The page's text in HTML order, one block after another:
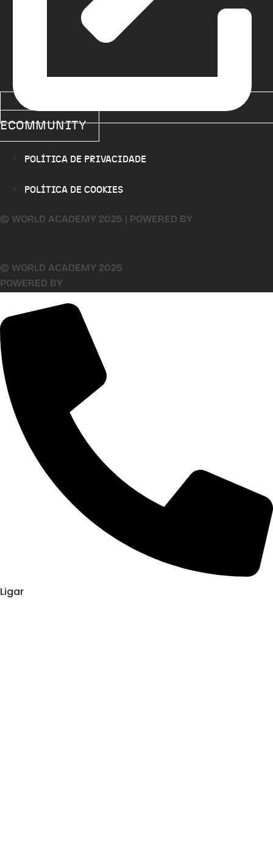
ECOMMUNITY
POLÍTICA DE PRIVACIDADE
POLÍTICA DE COOKIES
© WORLD ACADEMY 2025 | POWERED BY
© WORLD ACADEMY 2025
POWERED BY
Ligar